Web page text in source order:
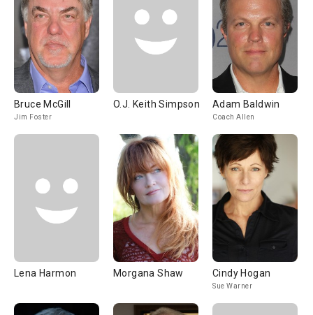
Bruce McGill
Jim Foster
O.J. Keith Simpson Adam Baldwin
Coach Allen
Lena Harmon Morgana Shaw Cindy Hogan
Sue Warner